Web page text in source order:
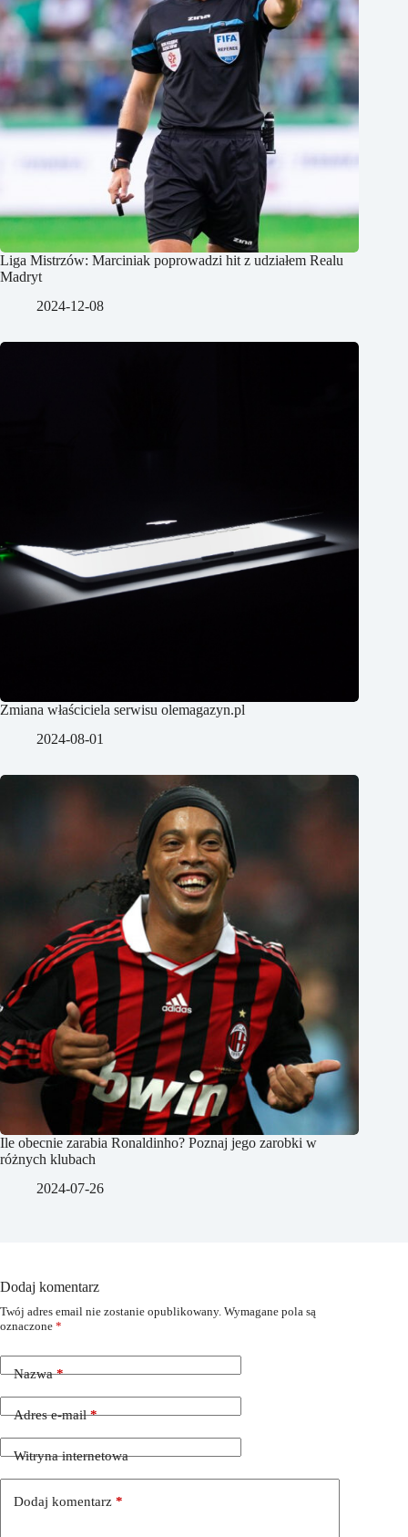
Liga Mistrzów: Marciniak poprowadzi hit z udziałem Realu
Madryt
2024-12-08
Zmiana właściciela serwisu olemagazyn.pl
2024-08-01
Ile obecnie zarabia Ronaldinho? Poznaj jego zarobki w
różnych klubach
2024-07-26
Dodaj komentarz
Twój adres email nie zostanie opublikowany. Wymagane pola są
oznaczone *
Nazwa*
Adres e-mail*
Witryna internetowa
Dodaj komentarz *